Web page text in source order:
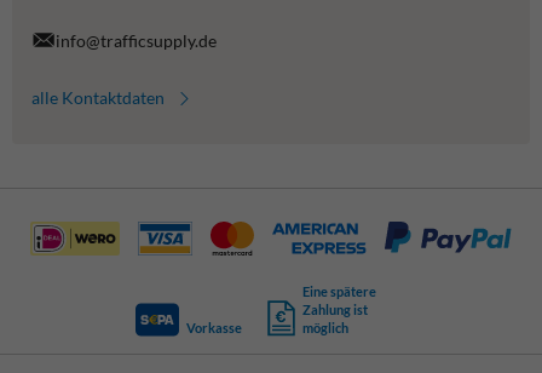
info@trafficsupply.de
alle Kontaktdaten
Vorkasse
Eine spätere
Zahlung ist
möglich